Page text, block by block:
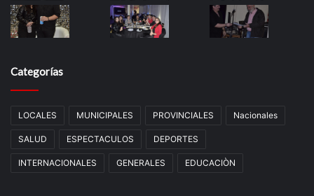
Categorías
LOCALES MUNICIPALES PROVINCIALES Nacionales
SALUD ESPECTACULOS DEPORTES
INTERNACIONALES GENERALES EDUCACIÒN